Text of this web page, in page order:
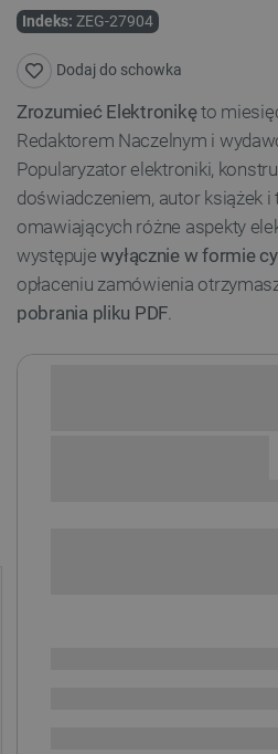
Indeks: ZEG-27904
Dodaj do schowka
Zrozumieć Elektronikęto
Redaktorem Naczelnym i
Popularyzator elektroniki,
doświadczeniem, autor książek i
omawiających różne aspekty
występujewyłącznie w formie
opłaceniu zamówienia
pobrania pliku PDF.